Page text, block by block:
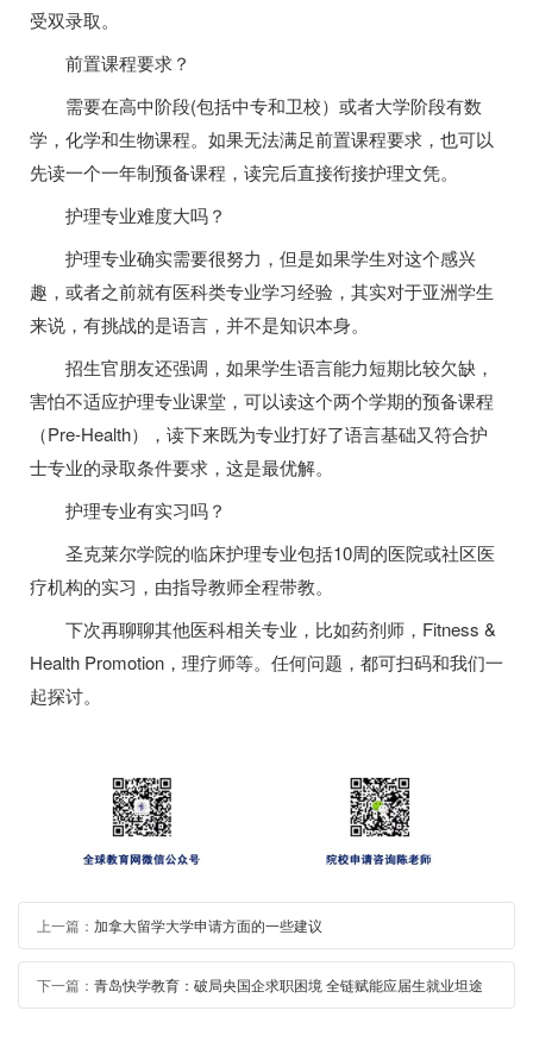
受双录取。
前置课程要求？
需要在高中阶段(包括中专和卫校）或者大学阶段有数
学，化学和生物课程。如果无法满足前置课程要求，也可以
先读一个一年制预备课程，读完后直接衔接护理文凭。
护理专业难度大吗？
护理专业确实需要很努力，但是如果学生对这个感兴
趣，或者之前就有医科类专业学习经验，其实对于亚洲学生
来说，有挑战的是语言，并不是知识本身。
招生官朋友还强调，如果学生语言能力短期比较欠缺，
害怕不适应护理专业课堂，可以读这个两个学期的预备课程
（Pre-Health），读下来既为专业打好了语言基础又符合护
士专业的录取条件要求，这是最优解。
护理专业有实习吗？
圣克莱尔学院的临床护理专业包括10周的医院或社区医
疗机构的实习，由指导教师全程带教。
下次再聊聊其他医科相关专业，比如药剂师，Fitness &
Health Promotion，理疗师等。任何问题，都可扫码和我们一
起探讨。
上一篇： 加拿大留学大学申请方面的一些建议
下一篇： 青岛快学教育：破局央国企求职困境 全链赋能应届生就业坦途